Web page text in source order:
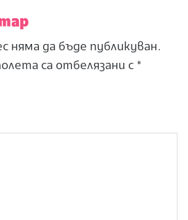
няма да бъде публикуван.
са отбелязани с *